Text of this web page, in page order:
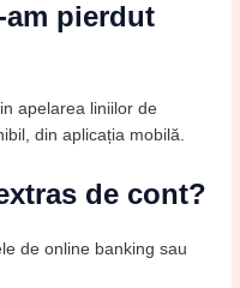
am pierdut
apelarea liniilor de
din aplicația mobilă.
de cont?
de online banking sau